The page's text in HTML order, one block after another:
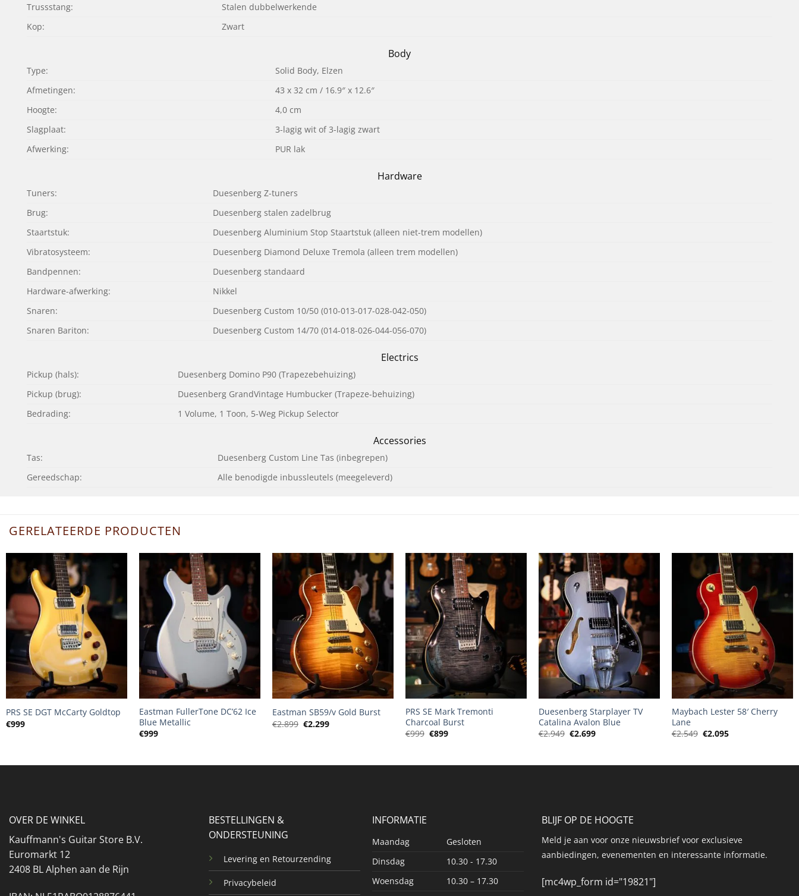
Trussstang:
Stalen dubbelwerkende
Kop:
Zwart
Body
Type:
Solid Body, Elzen
Afmetingen:
43 x 32 cm / 16.9″ x 12.6″
Hoogte:
4,0 cm
Slagplaat:
3-lagig wit of 3-lagig zwart
Afwerking:
PUR lak
Hardware
Tuners:
Duesenberg Z-tuners
Brug:
Duesenberg stalen zadelbrug
Staartstuk:
Duesenberg Aluminium Stop Staartstuk (alleen niet-trem modellen)
Vibratosysteem:
Duesenberg Diamond Deluxe Tremola (alleen trem modellen)
Bandpennen:
Duesenberg standaard
Hardware-afwerking:
Nikkel
Snaren:
Duesenberg Custom 10/50 (010-013-017-028-042-050)
Snaren Bariton:
Duesenberg Custom 14/70 (014-018-026-044-056-070)
Electrics
Pickup (hals):
Duesenberg Domino P90 (Trapezebehuizing)
Pickup (brug):
Duesenberg GrandVintage Humbucker (Trapeze-behuizing)
Bedrading:
1 Volume, 1 Toon, 5-Weg Pickup Selector
Accessories
Tas:
Duesenberg Custom Line Tas (inbegrepen)
Gereedschap:
Alle benodigde inbussleutels (meegeleverd)
GERELATEERDE PRODUCTEN
+
PRS SE DGT McCarty Goldtop
€999
+
Eastman FullerTone DC’62 Ice
Blue Metallic
€999
Eastman SB59/v Gold Burst
€2.899 Oorspronkelijke
€2.299Huidige
+
PRS SE Mark Tremonti
Charcoal Burst
€999 Oorspronkelijke
€899Huidige
Duesenberg Starplayer TV
Catalina Avalon Blue
€2.949 Oorspronkelijke
€2.699Huidige
Maybach Lester 58′ Cherry
Lane
€2.549 Oorspronkelijke
€2.095Huidige
OVER DE WINKEL
Kauffmann's Guitar Store B.V.
Euromarkt 12
2408 BL Alphen aan de Rijn
BESTELLINGEN &
ONDERSTEUNING
Levering en Retourzending
Privacybeleid
INFORMATIE
Maandag
Gesloten
Dinsdag
10.30 - 17.30
Woensdag
10.30 – 17.30
BLIJF OP DE HOOGTE
Meld je aan voor onze nieuwsbrief voor exclusieve
aanbiedingen, evenementen en interessante informatie.
[mc4wp_form id="19821"]